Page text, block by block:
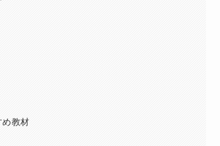
め教材